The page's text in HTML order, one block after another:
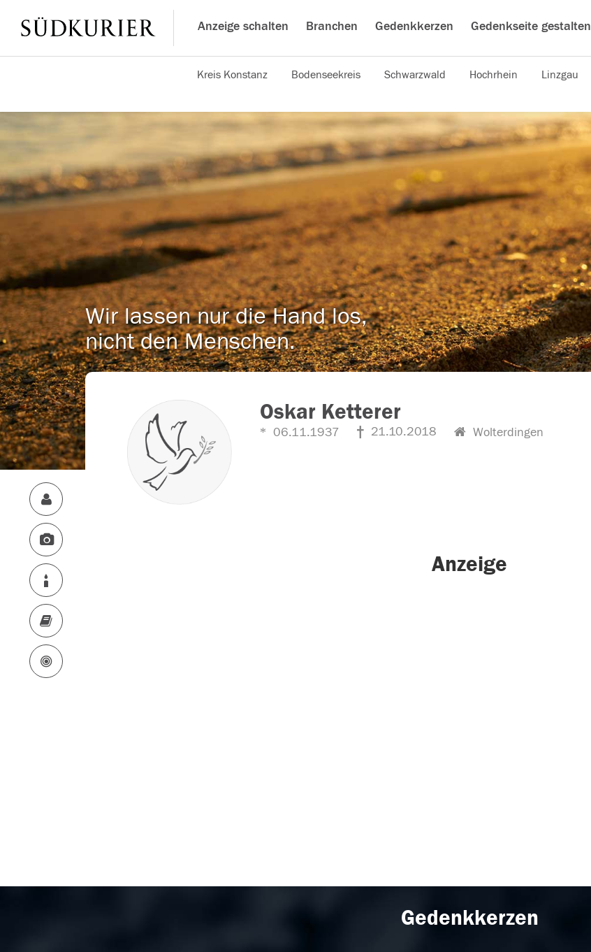
Anzeige schalten Branchen Gedenkkerzen Gedenkseite gestalten
Kreis Konstanz Bodenseekreis Schwarzwald Hochrhein Linzgau
Wir lassen nur die Hand los,
nicht den Menschen.
Oskar Ketterer
06.11.1937 21.10.2018 Wolterdingen
Anzeige
Gedenkkerzen